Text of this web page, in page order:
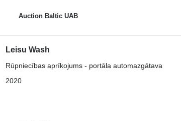
Auction Baltic UAB
Leisu Wash
Rūpniecības aprīkojums - portāla automazgātava
2020